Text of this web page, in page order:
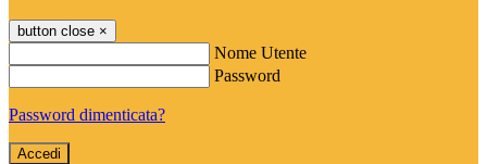
button close ×
Nome Utente
Password
Password dimenticata?